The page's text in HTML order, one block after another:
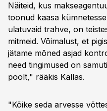
Näiteid, kus
toonud kaasa
ulatuvaid trahve, on
mitmeid. Võimalust, et
jätame mõned asjad
need tingimused on
poolt," rääkis Kallas.
"Kõike seda arvesse